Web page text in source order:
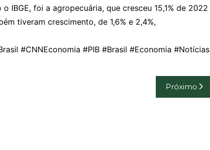
IBGE, foi a agropecuária, que cresceu 15,1% de 2022
tiveram crescimento, de 1,6% e 2,4%,
#CNNEconomia #PIB #Brasil #Economia #Notícias
Próximo